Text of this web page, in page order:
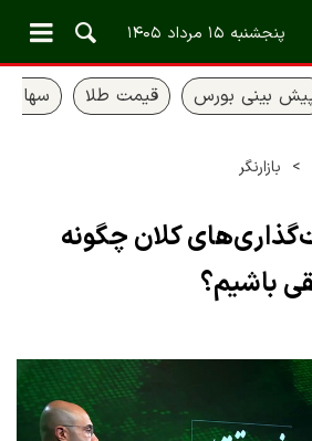
پنجشنبه ۱۵ مرداد ۱۴۰۵
بینی بورس قیمت طلا سهام
بازارنگر
کلان چگونه
باشیم؟